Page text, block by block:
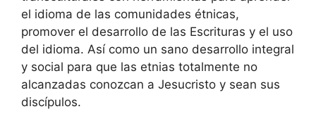
el idioma de las comunidades étnicas,
promover el desarrollo de las Escrituras y el uso
del idioma. Así como un sano desarrollo integral
y social para que las etnias totalmente no
alcanzadas conozcan a Jesucristo y sean sus
discípulos.